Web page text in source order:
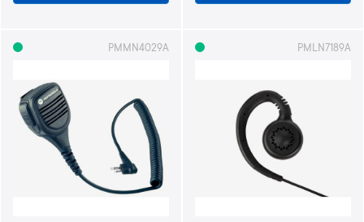
PMMN4029A PMLN7189A